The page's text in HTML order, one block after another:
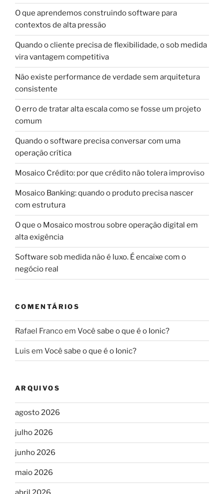
O que aprendemos construindo software para
contextos de alta pressão
Quando o cliente precisa de flexibilidade, o sob medida
vira vantagem competitiva
Não existe performance de verdade sem arquitetura
consistente
O erro de tratar alta escala como se fosse um projeto
comum
Quando o software precisa conversar com uma
operação crítica
Mosaico Crédito: por que crédito não tolera improviso
Mosaico Banking: quando o produto precisa nascer
com estrutura
O que o Mosaico mostrou sobre operação digital em
alta exigência
Software sob medida não é luxo. É encaixe com o
negócio real
COMENTÁRIOS
Rafael Francoem Você sabe o que é o Ionic?
Luis em Você sabe o que é o Ionic?
ARQUIVOS
agosto 2026
julho 2026
junho 2026
maio 2026